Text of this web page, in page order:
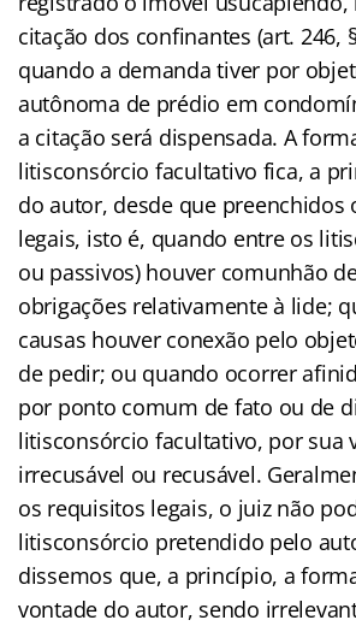
citação dos confinantes (art. 246,
quando a demanda tiver por
autônoma de prédio em
a citação será dispensada. A
litisconsórcio facultativo fica, a
do autor, desde que preenchidos
legais, isto é, quando entre os
ou passivos) houver comunhão
obrigações relativamente à lide;
causas houver conexão pelo
de pedir; ou quando ocorrer
por ponto comum de fato ou de
litisconsórcio facultativo, por sua
irrecusável ou recusável.
os requisitos legais, o juiz não
litisconsórcio pretendido pelo
dissemos que, a princípio, a
vontade do autor, sendo